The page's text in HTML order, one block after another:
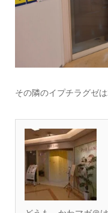
その隣のイプチラグゼ